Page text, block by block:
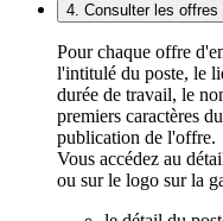
4. Consulter les
Pour chaque offre
l'intitulé du poste, le
durée de travail, le
premiers caractères
publication de l'offre.
Vous accédez au
ou sur le logo sur la